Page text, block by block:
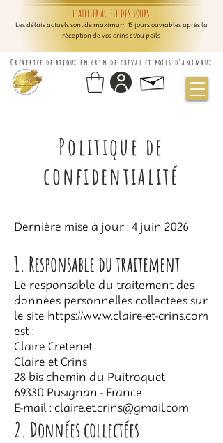
L'ATELIER AU FIL DES JOURS
Les délais actuels sont de maximum 15 jours ouvrables après la
réception de vos crins et/ou poils
Créatrice de bijoux en crin de cheval et poils d'animaux
Politique de
confidentialité
Dernière mise à jour : 4 juin 2026
1. Responsable du traitement
Le responsable du traitement des
données personnelles collectées sur
le site https://www.claire-et-crins.com
est :
Claire Cretenet
Claire et Crins
28 bis chemin du Puitroquet
69330 Pusignan - France
E-mail : claire.et.crins@gmail.com
2. Données collectées